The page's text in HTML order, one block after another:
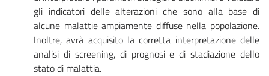
gli indicatori delle alterazioni che sono alla base di
alcune malattie ampiamente diffuse nella popolazione.
Inoltre, avrà acquisito la corretta interpretazione delle
analisi di screening, di prognosi e di stadiazione dello
stato di malattia.